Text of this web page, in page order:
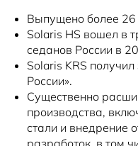
Выпущено более 26
Solaris HS вошел в
седанов России в
Solaris KRS
России».
Существенно
производства,
стали и внедрение